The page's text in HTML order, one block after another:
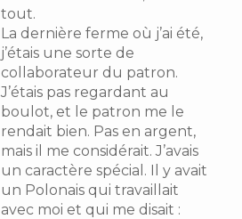
tout.
La dernière ferme où j’ai été,
j’étais une sorte de
collaborateur du patron.
J’étais pas regardant au
boulot, et le patron me le
rendait bien. Pas en argent,
mais il me considérait. J’avais
un caractère spécial. Il y avait
un Polonais qui travaillait
avec moi et qui me disait :